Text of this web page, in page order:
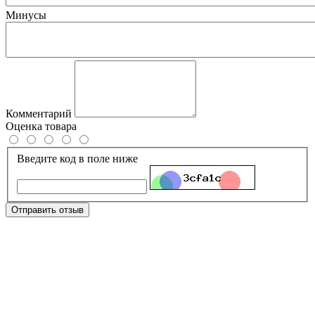
Минусы
Комментарий
Оценка товара
Введите код в поле ниже
Отправить отзыв